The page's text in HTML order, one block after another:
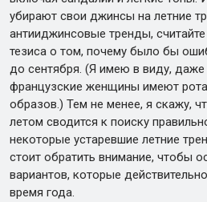
убирают свои джинсы на летние
антииджинсовые тренды,
тезиса о том, почему было бы
до сентября. (Я имею в виду,
французские женщины имеют
образов.) Тем не менее, я скажу,
летом сводится к поиску
некоторые устаревшие летние
стоит обратить внимание, чтобы
вариантов, которые
время года.